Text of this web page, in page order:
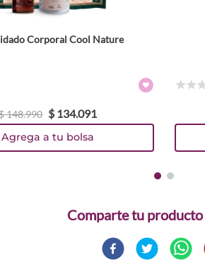
Corporal Cool Nature
148.990 $ 134.091
Agrega a tu bolsa
Comparte